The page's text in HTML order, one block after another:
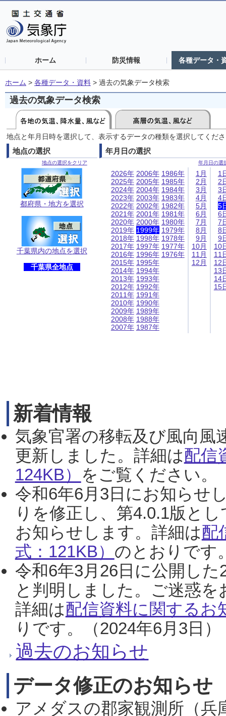
ホーム 防災情報 各種データ・
ホーム > 各種データ・資料 > 過去の気象データ検索
過去の気象データ検索
地点と年月日時を選択して、表示するデータの種類を選択してくだ
地点の選択
地点の選択をクリア
都府県・地方を選択
千葉県内の地点を選択
千葉県全地点
年月日の選択
年月日の選
2026年
2025年
2024年
2023年
2022年
2021年
2020年
2019年
2018年
2017年
2016年
2015年
2014年
2013年
2012年
2011年
2010年
2009年
2008年
2007年
2006年
2005年
2004年
2003年
2002年
2001年
2000年
1999年
1998年
1997年
1996年
1995年
1994年
1993年
1992年
1991年
1990年
1989年
1988年
1987年
1986年
1985年
1984年
1983年
1982年
1981年
1980年
1979年
1978年
1977年
1976年
1月
2月
3月
4月
5月
6月
7月
8月
9月
10月
11月
12月
1
2
3
4
5
6
7
8
9
10
11
12
13
14
15
新着情報
気象官署の移転及び風向風
更新しました。詳細は配信
124KB） をご覧ください。
令和6年6月3日にお知らせ
りを修正し、第4.0.1版と
お知らせします。詳細は配
式：121KB） のとおりです
令和6年3月26日に公開し
と判明しました。ご迷惑
詳細は配信資料に関するお
りです。（2024年6月3日）
過去のお知らせ
データ修正のお知らせ
アメダスの郡家観測所（